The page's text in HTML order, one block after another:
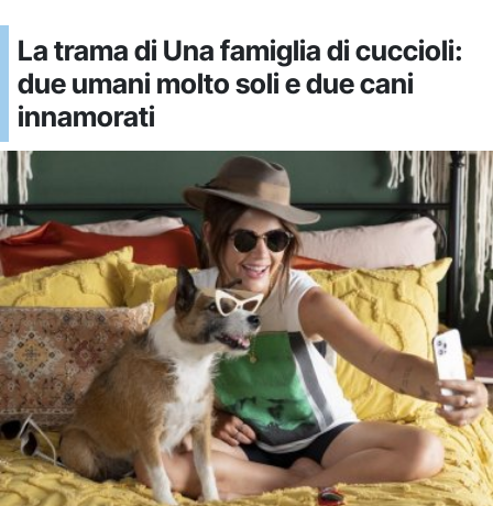
La trama di Una famiglia di cuccioli:
due umani molto soli e due cani
innamorati